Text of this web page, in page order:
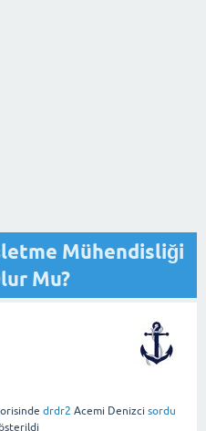
Mühendisliği
Mu?
drdr2 Acemi Denizci sordu